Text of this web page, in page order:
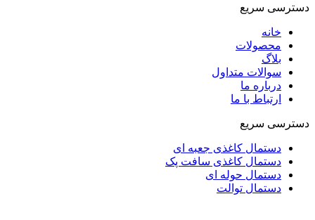
دسترسی سریع
خانه
محصولات
بلاگ
سوالات متداول
درباره ما
ارتباط با ما
دسترسی سریع
دستمال کاغذی جعبه ای
دستمال کاغذی سافت پک
دستمال حوله ای
دستمال توالت